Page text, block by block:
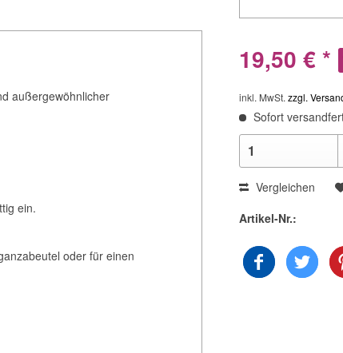
außergewöhnlicher
ein.
oder für einen
19,50 € *
inkl. MwSt.zzgl.
Sofort
Vergleichen
Artikel-Nr.: